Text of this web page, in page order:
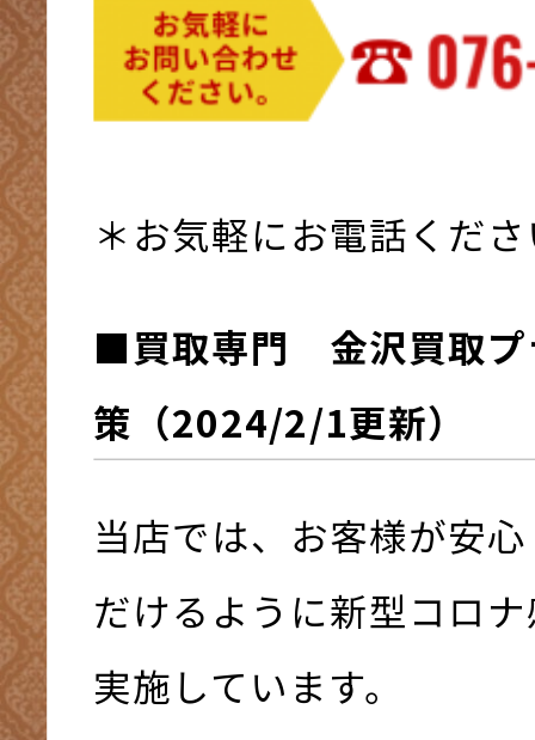
＊お気軽にお電話くだ
■買取専門 金沢買取プ
策（2024/2/1更新）
当店では、お客様が安
だけるように新型コロ
実施しています。